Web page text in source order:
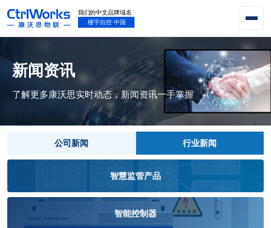
新闻资讯
了解更多康沃思实时动态，新闻资讯一手掌握
公司新闻 行业新闻
智慧监管产品
智能控制器